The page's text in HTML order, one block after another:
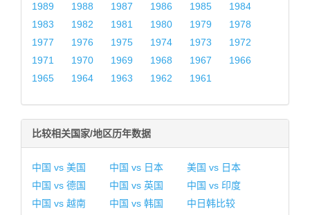
1989
1988 1987 1986 1985
1984
1983
1982 1981 1980 1979
1978
1977
1976 1975 1974 1973
1972
1971
1970 1969 1968 1967
1966
1965
1964 1963 1962 1961
比较相关国家/地区历年数据
中国 vs 美国 中国 vs 日本
美国 vs 日本
中国 vs 德国
中国 vs 英国
中国 vs 印度
中国 vs 越南
中国 vs 韩国
中日韩比较